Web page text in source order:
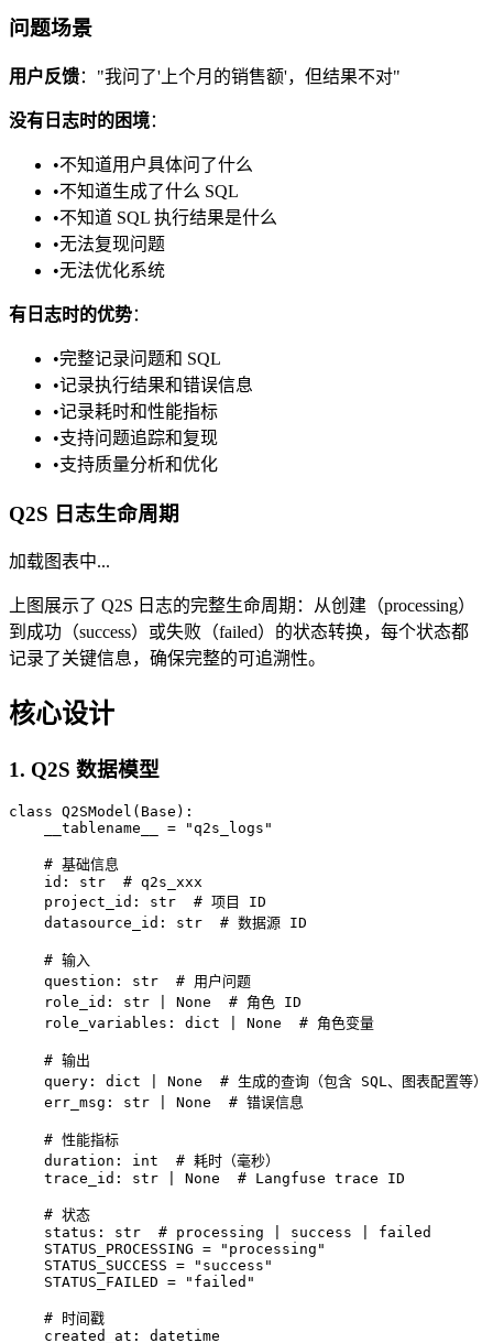
问题场景
用户反馈："我问了'上个月的销售额'，但结果不对"
没有日志时的困境：
•不知道用户具体问了什么
•不知道生成了什么 SQL
•不知道 SQL 执行结果是什么
•无法复现问题
•无法优化系统
有日志时的优势：
•完整记录问题和 SQL
•记录执行结果和错误信息
•记录耗时和性能指标
•支持问题追踪和复现
•支持质量分析和优化
Q2S 日志生命周期
加载图表中...
上图展示了 Q2S 日志的完整生命周期：从创建（processing）
到成功（success）或失败（failed）的状态转换，每个状态都
记录了关键信息，确保完整的可追溯性。
核心设计
1. Q2S 数据模型
class Q2SModel(Base):
    __tablename__ = "q2s_logs"
    # 基础信息
    id: str  # q2s_xxx
    project_id: str  # 项目 ID
    datasource_id: str  # 数据源 ID
    # 输入
    question: str  # 用户问题
    role_id: str | None  # 角色 ID
    role_variables: dict | None  # 角色变量
    # 输出
    query: dict | None  # 生成的查询（包含 SQL、图表配置等）
    err_msg: str | None  # 错误信息
    # 性能指标
    duration: int  # 耗时（毫秒）
    trace_id: str | None  # Langfuse trace ID
    # 状态
    status: str  # processing | success | failed
    STATUS_PROCESSING = "processing"
    STATUS_SUCCESS = "success"
    STATUS_FAILED = "failed"
    # 时间戳
    created_at: datetime